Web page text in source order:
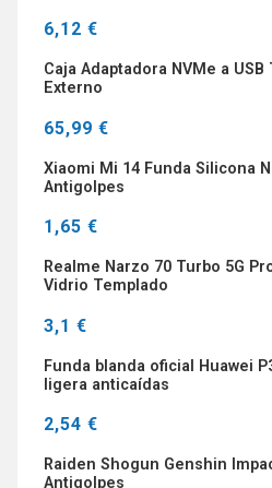
6,12 €
Caja Adaptadora NVMe a
Externo
65,99 €
Xiaomi Mi 14 Funda Silicona
Antigolpes
1,65 €
Realme Narzo 70 Turbo 5G
Vidrio Templado
3,1 €
Funda blanda oficial Huawei
ligera anticaídas
2,54 €
Raiden Shogun Genshin
Antigolpes